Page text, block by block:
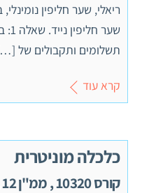
ריאלי, שער חליפין
תשלומים ותקבולים של
קרא עוד
כלכלה מוניטרית
קורס 10320 , ממ"ן 12 , ציון 95